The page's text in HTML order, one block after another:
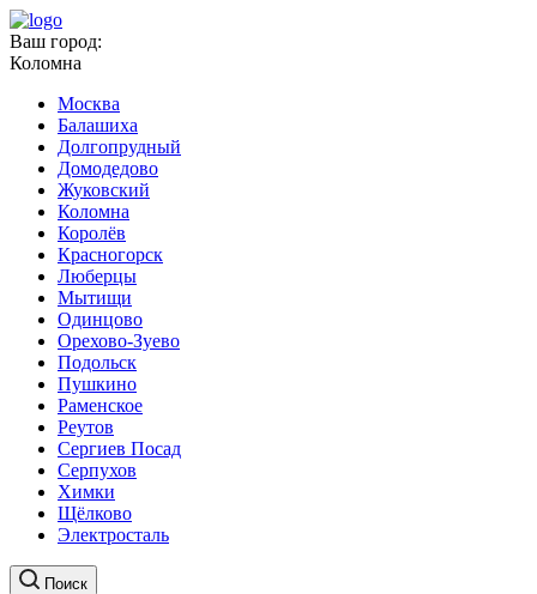
Ваш город:
Коломна
Москва
Балашиха
Долгопрудный
Домодедово
Жуковский
Коломна
Королёв
Красногорск
Люберцы
Мытищи
Одинцово
Орехово-Зуево
Подольск
Пушкино
Раменское
Реутов
Сергиев Посад
Серпухов
Химки
Щёлково
Электросталь
Поиск